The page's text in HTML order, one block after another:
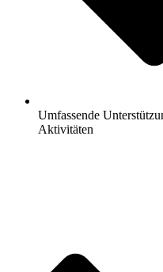
Umfassende
Aktivitäten